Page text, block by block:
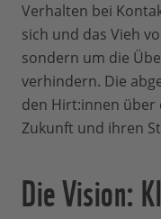
Verhalten bei
sich und das Vieh
sondern um die
verhindern. Die
den Hirt:innen über
Zukunft und ihren
Die Vision: